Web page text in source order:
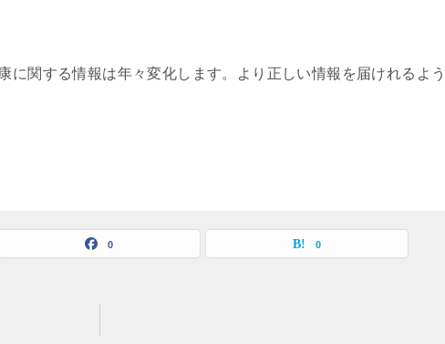
に関する情報は年々変化します。より正しい情報を届けれるよう
0 0